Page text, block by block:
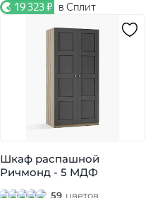
19 323 ₽ в Сплит
Шкаф распашной
Ричмонд - 5 МДФ
59 цветов